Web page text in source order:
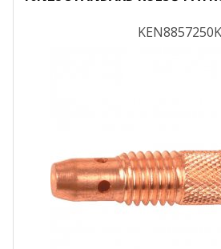
KEN8857250K